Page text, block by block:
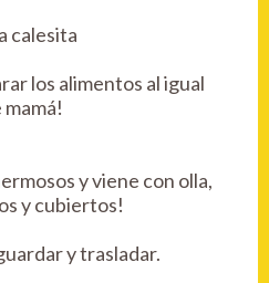
calesita
los alimentos al igual
mamá!
y viene con olla,
y cubiertos!
y trasladar.